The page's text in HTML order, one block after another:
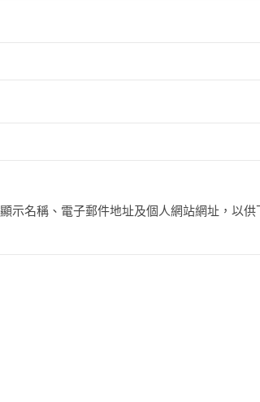
示名稱、電子郵件地址及個人網站網址，以供